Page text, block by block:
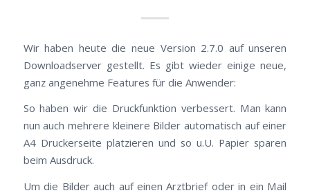
Wir haben heute die neue Version 2.7.0 auf unseren
Downloadserver gestellt. Es gibt wieder einige neue,
ganz angenehme Features für die Anwender:
So haben wir die Druckfunktion verbessert. Man kann
nun auch mehrere kleinere Bilder automatisch auf einer
A4 Druckerseite platzieren und so u.U. Papier sparen
beim Ausdruck.
Um die Bilder auch auf einen Arztbrief oder in ein Mail